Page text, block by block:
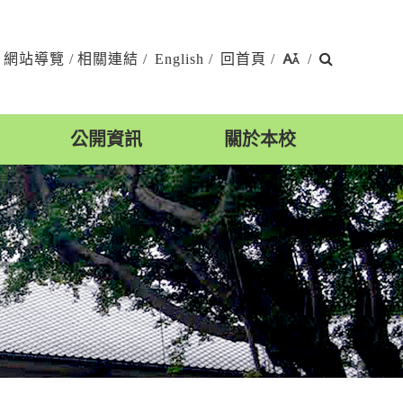
網站導覽 / 相關連結 / English / 回首頁 / /
公開資訊 關於本校